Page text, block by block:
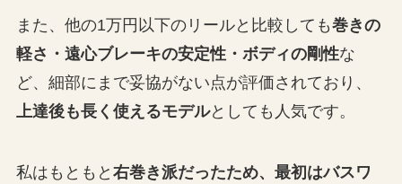
また、他の1万円以下のリールと比較しても巻きの
軽さ・遠心ブレーキの安定性・ボディの剛性な
ど、細部にまで妥協がない点が評価されており、
上達後も長く使えるモデルとしても人気です。
私はもともと 右巻き派だったため、最初はバスワ